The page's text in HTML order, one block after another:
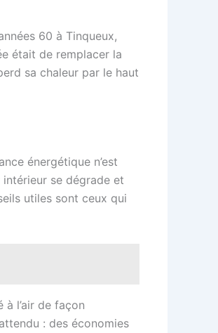
60 à Tinqueux,
était de remplacer la
sa chaleur par le haut
énergétique n’est
intérieur se dégrade et
utiles sont ceux qui
à l’air de façon
: des économies